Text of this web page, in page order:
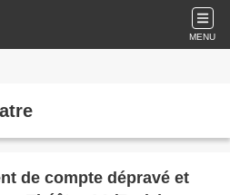
MENU
de compte dépravé et